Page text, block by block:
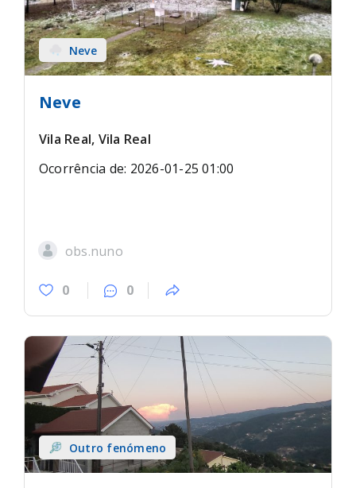
Neve
Neve
Vila Real, Vila Real
Ocorrência de: 2026-01-25 01:00
obs.nuno
0 0
Outro fenómeno